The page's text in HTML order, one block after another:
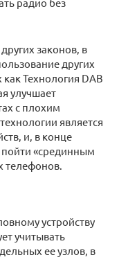
законов, в
других
Технология DAB
улучшает
с плохим
является
и, в конце
«срединным
телефонов.
устройству
учитывать
ее узлов, в